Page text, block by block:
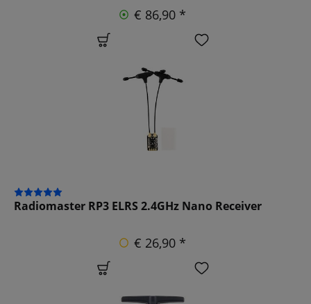
€ 86,90 *
Radiomaster RP3 ELRS 2.4GHz Nano Receiver
€ 26,90 *